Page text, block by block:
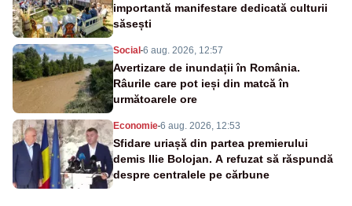
importantă manifestare dedicată culturii
săsești
Social-6 aug. 2026, 12:57
Avertizare de inundații în România.
Râurile care pot ieși din matcă în
următoarele ore
Economie-6 aug. 2026, 12:53
Sfidare uriașă din partea premierului
demis Ilie Bolojan. A refuzat să răspundă
despre centralele pe cărbune